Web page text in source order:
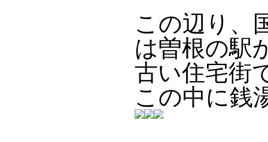
この辺り、
は曽根の駅
古い住宅街
この中に銭